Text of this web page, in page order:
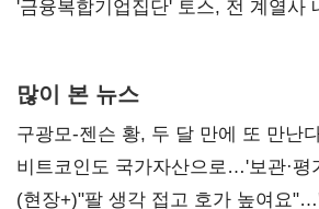
'금융복합기업집단' 토스, 전 계열사
많이 본 뉴스
구광모-젠슨 황, 두 달 만에 또 만난
비트코인도 국가자산으로…'보관·평
숙제
(현장+)"팔 생각 접고 호가 높여요